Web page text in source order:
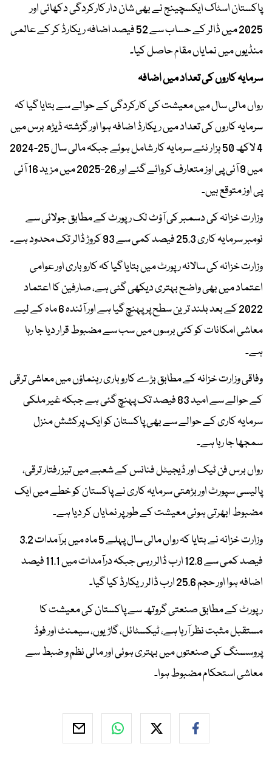
پاکستان اسٹاک ایکسچینج نے بھی شان دار کارکردگی دکھائی اور
2025 میں ڈالر کے حساب سے 52 فیصد اضافہ ریکارڈ کر کے عالمی
منڈیوں میں نمایاں مقام حاصل کیا۔
سرمایہ کاروں کی تعداد میں اضافہ
رواں مالی سال میں معیشت کی کارکردگی کے حوالے سے بتایا گیا کہ
سرمایہ کاروں کی تعداد میں ریکارڈ اضافہ ہوا اور گزشتہ ڈیڑھ برس میں
4 لاکھ 50 ہزار نئے سرمایہ کار شامل ہوئے جبکہ مالی سال 25-2024
میں 9 آئی پی اوز متعارف کروائے گئے اور 26-2025 میں مزید 16 آئی
پی اوز متوقع ہیں۔
وزارت خزانہ کی دسمبر کی آؤٹ لک رپورٹ کے مطابق جولائی سے
نومبر سرمایہ کاری 25.3 فیصد کمی سے 93 کروڑ ڈالر تک محدود ہے۔
وزارت خزانہ کی سالانہ رپورٹ میں بتایا گیا کہ کاروباری اور عوامی
اعتماد میں بھی واضح بہتری دیکھی گئی ہے، صارفین کا اعتماد
2022 کے بعد بلند ترین سطح پر پہنچ گیا ہے اور آئندہ 6 ماہ کے لیے
معاشی امکانات کو کئی برسوں میں سب سے مضبوط قرار دیا جا رہا
ہے۔
وفاقی وزارت خزانہ کے مطابق بڑے کاروباری رہنماؤں میں معاشی ترقی
کے حوالے سے امید 83 فیصد تک پہنچ گئی ہے جبکہ غیر ملکی
سرمایہ کاری کے حوالے سے بھی پاکستان کو ایک پرکشش منزل
سمجھا جا رہا ہے۔
رواں برس فن ٹیک اور ڈیجیٹل فنانس کے شعبے میں تیز رفتار ترقی،
پالیسی سپورٹ اور بڑھتی سرمایہ کاری نے پاکستان کو خطے میں ایک
مضبوط ابھرتی ہوئی معیشت کے طور پر نمایاں کر دیا ہے۔
وزارت خزانہ نے بتایا کہ رواں مالی سال پہلے 5 ماہ میں برآمدات 3.2
فیصد کمی سے 12.8 ارب ڈالر رہی جبکہ درآمدات میں 11.1 فیصد
اضافہ ہوا اور حجم 25.6 ارب ڈالر ریکارڈ کیا گیا۔
رپورٹ کے مطابق صنعتی گروتھ سے پاکستان کی معیشت کا
مستقبل مثبت نظر آرہا ہے، ٹیکسٹائل، گاڑیوں، سیمنٹ اور فوڈ
پروسسنگ کی صنعتوں میں بہتری ہوئی اور مالی نظم و ضبط سے
معاشی استحکام مضبوط ہوا۔